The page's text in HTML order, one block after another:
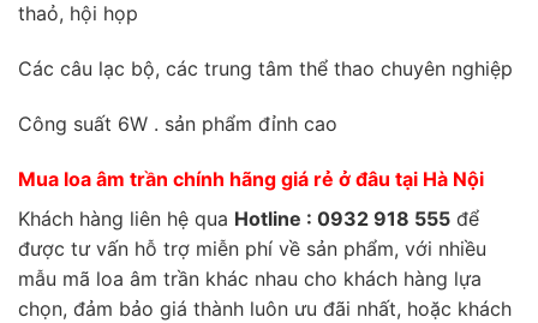
thaỏ, hội họp
Các câu lạc bộ, các trung tâm thể thao chuyên nghiệp
Công suất 6W . sản phẩm đỉnh cao
Mua loa âm trần chính hãng giá rẻ ở đâu tại Hà Nội
Khách hàng liên hệ qua Hotline : 0932 918 555 để
được tư vấn hỗ trợ miễn phí về sản phẩm, với nhiều
mẫu mã loa âm trần khác nhau cho khách hàng lựa
chọn, đảm bảo giá thành luôn ưu đãi nhất, hoặc khách